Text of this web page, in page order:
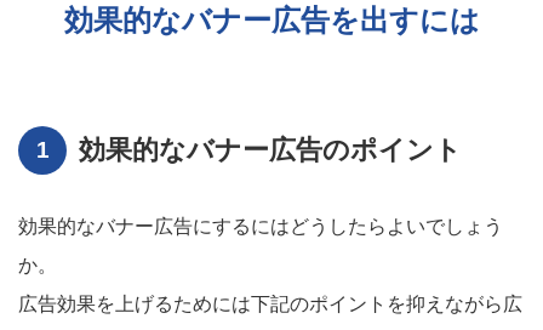
効果的なバナー広告を出すには
効果的なバナー広告のポイント
効果的なバナー広告にするにはどうしたらよいでしょう
か。
広告効果を上げるためには下記のポイントを抑えながら広